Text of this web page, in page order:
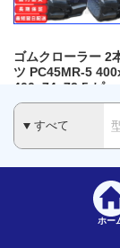
ゴムクローラー 2
ツ PC45MR-5
400x74x72.5 ピー
ホー